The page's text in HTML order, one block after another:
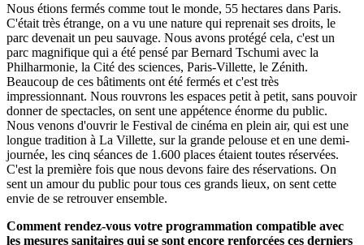
Nous étions fermés comme tout le monde, 55 hectares dans Paris.
C'était très étrange, on a vu une nature qui reprenait ses droits, le
parc devenait un peu sauvage. Nous avons protégé cela, c'est un
parc magnifique qui a été pensé par Bernard Tschumi avec la
Philharmonie, la Cité des sciences, Paris-Villette, le Zénith.
Beaucoup de ces bâtiments ont été fermés et c'est très
impressionnant. Nous rouvrons les espaces petit à petit, sans pouvoir
donner de spectacles, on sent une appétence énorme du public.
Nous venons d'ouvrir le Festival de cinéma en plein air, qui est une
longue tradition à La Villette, sur la grande pelouse et en une demi-
journée, les cinq séances de 1.600 places étaient toutes réservées.
C'est la première fois que nous devons faire des réservations. On
sent un amour du public pour tous ces grands lieux, on sent cette
envie de se retrouver ensemble.
Comment rendez-vous votre programmation compatible avec
les mesures sanitaires qui se sont encore renforcées ces derniers